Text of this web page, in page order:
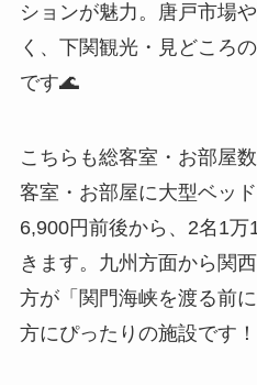
ションが魅力。唐戸市場
く、下関観光・見どころ
です🌊
こちらも総客室・お部屋
客室・お部屋に大型ベッ
6,900円前後から、2名1
きます。九州方面から関
方が「関門海峡を渡る前
方にぴったりの施設です！